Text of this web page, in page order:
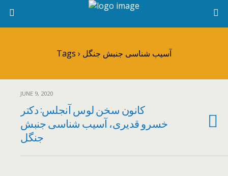
Tags › آسیب شناسی جنبش جنگل
JUNE 9, 2020
کانون سخن لوس آنجلس: دکتر
خسرو قدیری، آسیب شناسی جنبش
جنگل